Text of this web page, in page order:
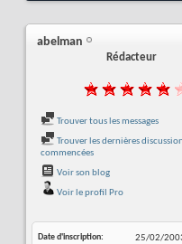
abelman
Rédacteur
Trouver tous les messages
Trouver les dernières
commencées
Voir son blog
Voir le profil Pro
Date d'inscription
25/02/